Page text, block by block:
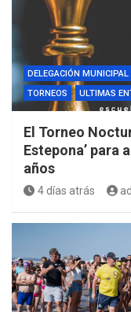
DELEGACIÓN MUNICIPAL
TORNEOS
ULTIMAS
El Torneo
Estepona’ para
años
4 días atrás